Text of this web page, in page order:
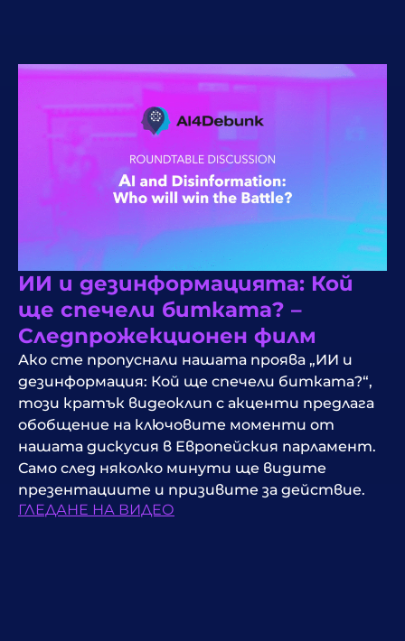
ИИ и дезинформацията: Кой
ще спечели битката? –
Следпрожекционен филм
Ако сте пропуснали нашата проява „ИИ и
дезинформация: Кой ще спечели битката?“,
този кратък видеоклип с акценти предлага
обобщение на ключовите моменти от
нашата дискусия в Европейския парламент.
Само след няколко минути ще видите
презентациите и призивите за действие.
ГЛЕДАНЕ НА ВИДЕО